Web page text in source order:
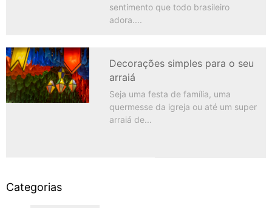
sentimento que todo brasileiro
adora.
Decorações simples para o seu
arraiá
Seja uma festa de família, uma
quermesse da igreja ou até um super
arraiá de
Categorias